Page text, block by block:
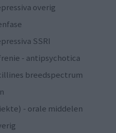
overig
SSRI
- antipsychotica
breedspectrum
- orale middelen